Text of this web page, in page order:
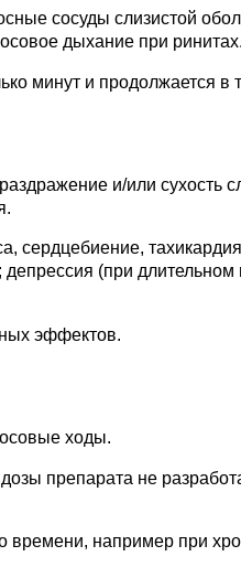
сосуды слизистой
дыхание при ринитах.
минут и продолжается в
и/или сухость
сердцебиение,
(при
эффектов.
ходы.
препарата не
времени, например при